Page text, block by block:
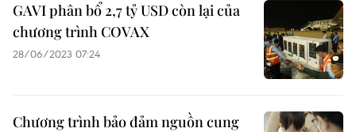
GAVI phân bổ 2,7 tỷ USD còn lại của
chương trình COVAX
28/06/2023 07:24
Chương trình bảo đảm nguồn cung